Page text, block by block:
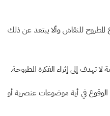
للنقاش وألا يبتعد عن ذلك
تهدف إلى إثراء الفكرة المطروحة.
الوقوع في أية موضوعات عنصرية أو